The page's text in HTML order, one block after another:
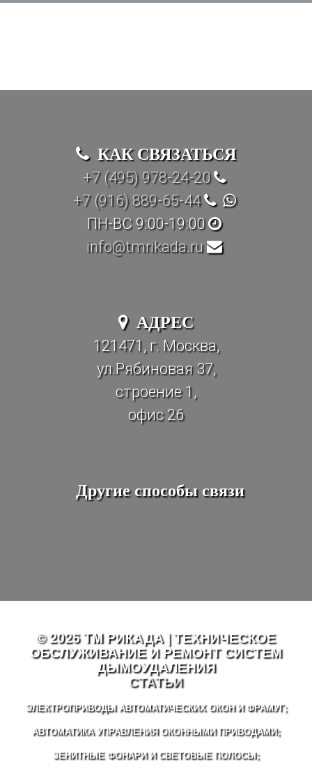
КАК СВЯЗАТЬСЯ
+7 (495) 978-24-20
+7 (916) 889-65-44
ПН-ВС 9:00-19:00
info@tmrikada.ru
АДРЕС
121471, г. Москва,
ул.Рябиновая 37,
строение 1,
офис 26
Другие способы связи
© 2026 TM РИКАДА | ТЕХНИЧЕСКОЕ
ОБСЛУЖИВАНИЕ И РЕМОНТ СИСТЕМ
ДЫМОУДАЛЕНИЯ
СТАТЬИ
ЭЛЕКТРОПРИВОДЫ АВТОМАТИЧЕСКИХ ОКОН И ФРАМУГ;
АВТОМАТИКА УПРАВЛЕНИЯ ОКОННЫМИ ПРИВОДАМИ;
ЗЕНИТНЫЕ ФОНАРИ И СВЕТОВЫЕ ПОЛОСЫ;